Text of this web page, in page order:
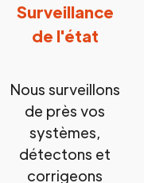
Surveillance
de l'état
Nous surveillons
de près vos
systèmes,
détectons et
corrigeons